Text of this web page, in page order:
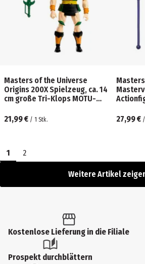
Masters of the Universe
Origins 200X Spielzeug, ca. 14
cm große Tri-Klops MOTU-
Kollektion
21,99 € / 1 Stk. 27,99 € /
1 2
Weitere Artikel
Kostenlose Lieferung in die Filiale
Prospekt durchblättern